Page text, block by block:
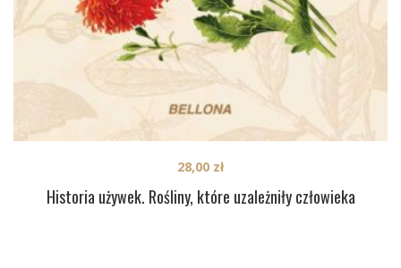
Historia używek. Rośliny, które uzależniły człowieka
28,00 zł